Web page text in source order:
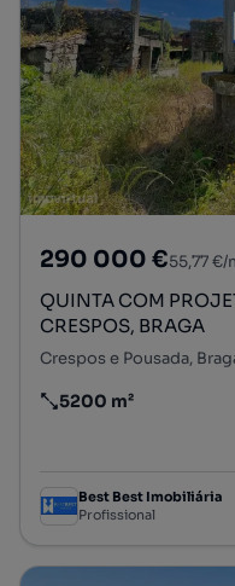
290 000 €55,77 €/
QUINTA COM
CRESPOS, BRAGA
Crespos e Pousada,
Preço por metro
5200 m²
Best Best Imobiliária
Profissional